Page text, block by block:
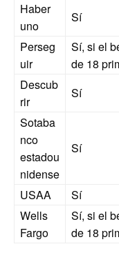
Haber
uno
Sí
Perseg
uir
Sí, si el
de 18
Descub
rir
Sí
Sotaba
nco
estadou
nidense
Sí
USAA Sí
Wells
Fargo
Sí, si el
de 18